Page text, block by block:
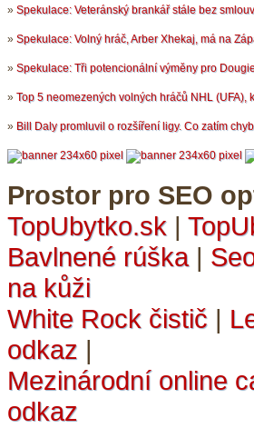
» Spekulace: Veteránský brankář stále bez
» Spekulace: Volný hráč, Arber Xhekaj, má na
» Spekulace: Tři potencionální výměny pro
» Top 5 neomezených volných hráčů NHL (UFA),
» Bill Daly promluvil o rozšíření ligy. Co zatím
Prostor pro SEO
TopUbytko.sk |
Bavlnené rúška|
na kůži
White Rock čistič |
odkaz |
Mezinárodní online
odkaz